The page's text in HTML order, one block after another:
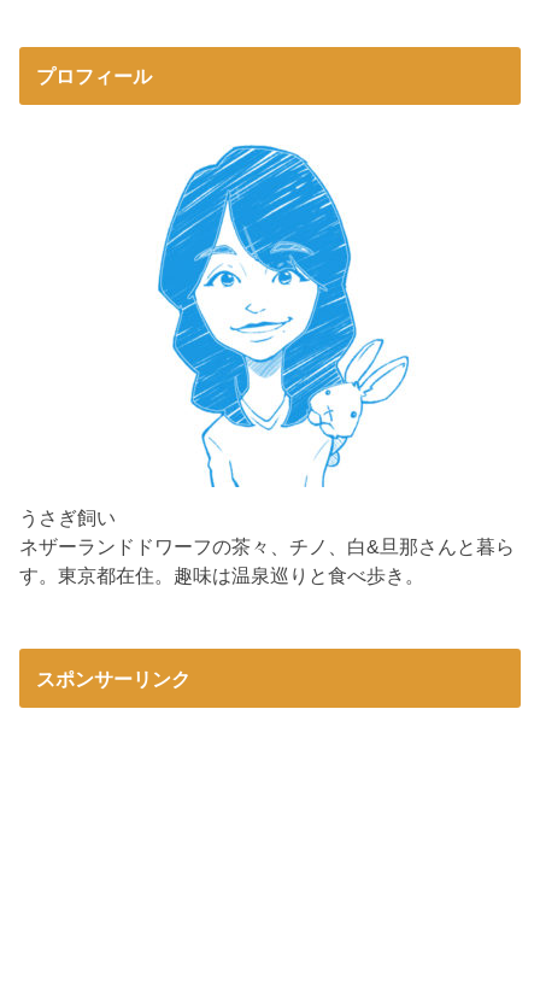
プロフィール
うさぎ飼い
ネザーランドドワーフの茶々、チノ、白&旦那さんと暮ら
す。東京都在住。趣味は温泉巡りと食べ歩き。
スポンサーリンク